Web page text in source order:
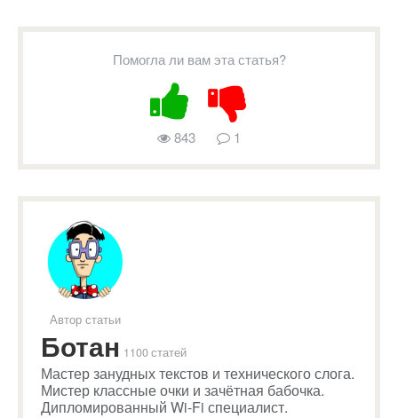
Помогла ли вам эта статья?
843 1
Автор статьи
Ботан 1100 статей
Мастер занудных текстов и технического слога.
Мистер классные очки и зачётная бабочка.
Дипломированный Wi-Fi специалист.